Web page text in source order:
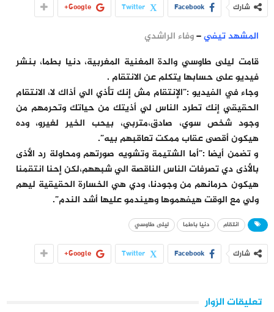
شارك Facebook
Twitter
Google+
المشهد تيفي–وفاء الراشدي
قامت ليلى طاوسي والدة المغنية المغربية، دنيا بطما، بنشر
فيديو على حسابها يتكلم عن الانتقام .
وجاء في الفيديو :”الإنتقام مش إنك تأذي الي أذاك لا، الانتقام
الحقيقي إنك تطرد الناس لي أذيتك من حياتك وتحرمهم من
وجود شخص سوي، صادق،متربي، بيحب الخير لغيرو، وده
هيكون أقصى عقاب ممكت تعاقبهم بيه”.
و تضمن أيضا :”أما الشتيمة وتشويه صورتهم ومحاولة رد الأذى
بالأذى دي تصرفات الناس الناقصة الي شبههم،لكن إحنا انتقمنا
هيكون حرمانهم من وجودنا، ودي هي الخسارة الحقيقية ليهم
ولي مع الوقت هيفهموها وهيندمو عليها أشد الندم”.
انتقام دنيا باطما ليلى طاوسي
شارك Facebook
Twitter
Google+
تعليقات الزوار